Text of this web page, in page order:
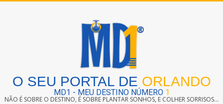
O SEU PORTAL DE ORLANDO
MD1 - MEU DESTINO NÚMERO 1
NÃO É SOBRE O DESTINO, É SOBRE PLANTAR SONHOS, E COLHER SORRISOS...